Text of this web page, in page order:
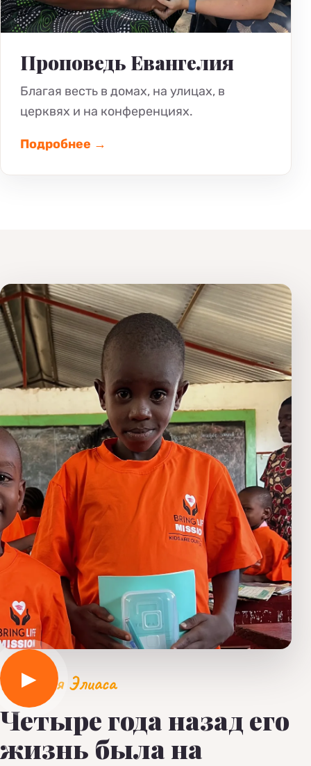
Проповедь Евангелия
Благая весть в домах, на улицах, в
церквях и на конференциях.
Подробнее →
▶
История Элиаса
Четыре года назад его
жизнь была на